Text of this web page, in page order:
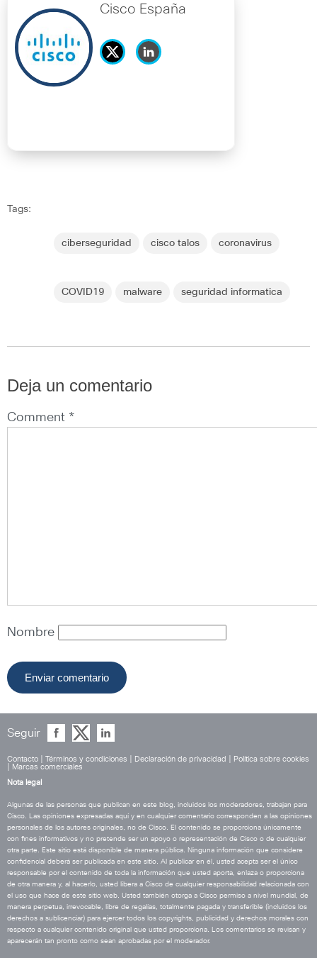
Cisco España
Tags:
ciberseguridad cisco talos coronavirus
COVID19 malware seguridad informatica
Deja un comentario
Comment *
Nombre
Seguir
Contacto Términos y condiciones Declaración de privacidad
Política sobre cookies
Marcas comerciales
Nota legal
Algunas de las personas que publican en este blog, incluidos los moderadores, trabajan para
Cisco. Las opiniones expresadas aquí y en cualquier comentario corresponden a las opiniones
personales de los autores originales, no de Cisco. El contenido se proporciona únicamente
con fines informativos y no pretende ser un apoyo o representación de Cisco o de cualquier
otra parte. Este sitio está disponible de manera pública. Ninguna información que considere
confidencial deberá ser publicada en este sitio. Al publicar en él, usted acepta ser el único
responsable por el contenido de toda la información que usted aporta, enlaza o proporciona
de otra manera y, al hacerlo, usted libera a Cisco de cualquier responsabilidad relacionada con
el uso que hace de este sitio web. Usted también otorga a Cisco permiso a nivel mundial, de
manera perpetua, irrevocable, libre de regalías, totalmente pagada y transferible (incluidos los
derechos a sublicenciar) para ejercer todos los copyrights, publicidad y derechos morales con
respecto a cualquier contenido original que usted proporciona. Los comentarios se revisan y
aparecerán tan pronto como sean aprobadas por el moderador.